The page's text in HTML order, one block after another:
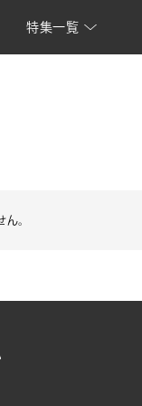
特集一覧
ん。